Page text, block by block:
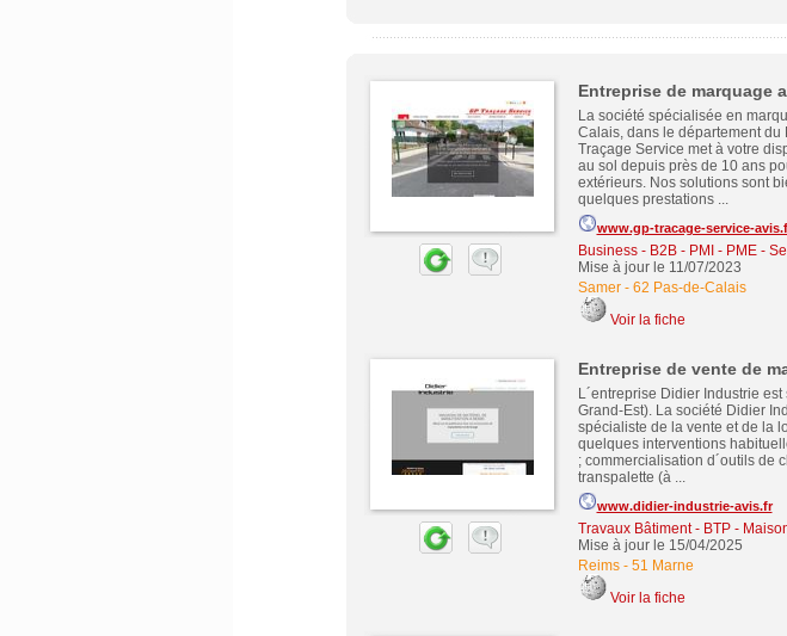
Entreprise de marquage
La société spécialisée en
Calais, dans le département du
Traçage Service met à votre
au sol depuis près de 10 ans
extérieurs. Nos solutions sont
quelques prestations ...
www.gp-tracage-service-
Business - B2B - PMI - PME-
Mise à jour le 11/07/2023
Samer- 62 Pas-de-Calais
Voir la fiche
Entreprise de vente de
L´entreprise Didier Industrie
Grand-Est). La société Didier
spécialiste de la vente et de la
quelques interventions
; commercialisation d´outils de
transpalette (à ...
www.didier-industrie-avis.fr
Travaux Bâtiment - BTP -
Mise à jour le 15/04/2025
Reims- 51 Marne
Voir la fiche